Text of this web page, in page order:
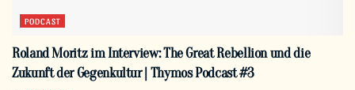
PODCAST
Roland Moritz im Interview: The Great Rebellion und die
Zukunft der Gegenkultur | Thymos Podcast #3